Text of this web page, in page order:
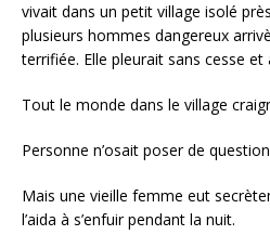
vivait dans un petit village isolé
plusieurs hommes dangereux
terrifiée. Elle pleurait sans cesse et
Tout le monde dans le village
Personne n’osait poser de
Mais une vieille femme eut
l’aida à s’enfuir pendant la nuit.